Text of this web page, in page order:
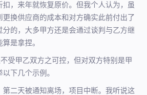
，来年就恢复原价。但我个人认为，虽
更换供应商的成本和对方确实此前付出了
的，大多甲方还是会通过谈判与乙方继
是拿捏。
受甲乙双方之可控，但对双方特别是甲
下几个示例。
二天被通知离场，项目中断。我听说这